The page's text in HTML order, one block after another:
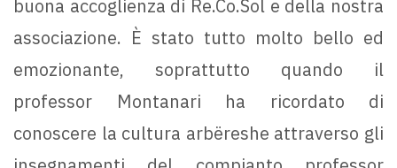
buona accoglienza di Re.Co.Sol e della nostra
associazione. È stato tutto molto bello ed
emozionante, soprattutto quando il
professor Montanari ha ricordato di
conoscere la cultura arbëreshe attraverso gli